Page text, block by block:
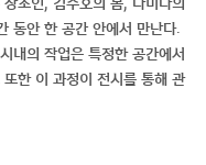
동안 한 공간 안에서 만난다.
내의 작업은 특정한 공간에서
한 이 과정이 전시를 통해 관